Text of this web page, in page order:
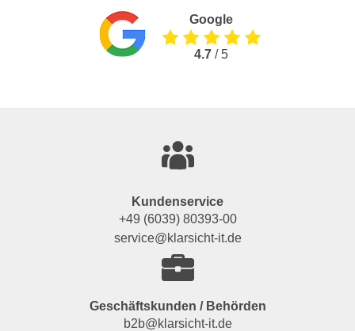
Google
4.7 / 5
Kundenservice
+49 (6039) 80393-00
service@klarsicht-it.de
Geschäftskunden / Behörden
b2b@klarsicht-it.de